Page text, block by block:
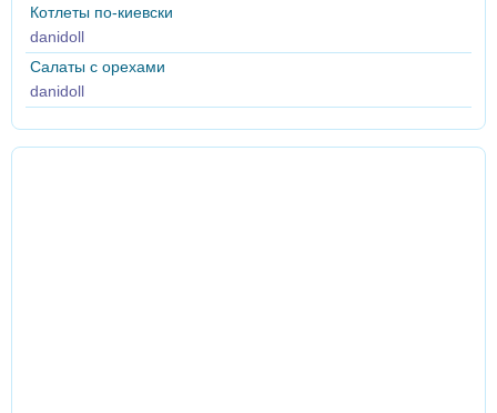
Котлеты по-киевски
danidoll
Салаты с орехами
danidoll